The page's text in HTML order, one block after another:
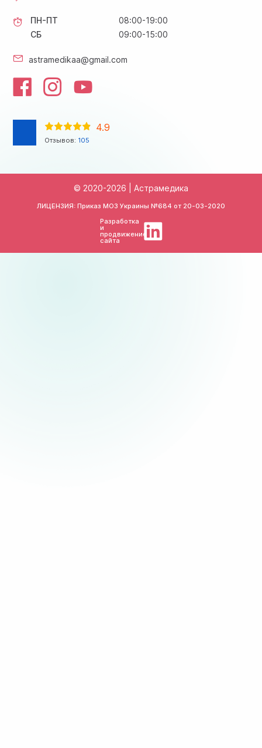
ПН-ПТ
08:00-19:00
СБ
09:00-15:00
astramedikaa@gmail.com
4.9
Отзывов: 105
© 2020-2026 | Астрамедика
ЛИЦЕНЗИЯ: Приказ МОЗ Украины №684 от 20-03-2020
Разработка
и
продвижение
сайта